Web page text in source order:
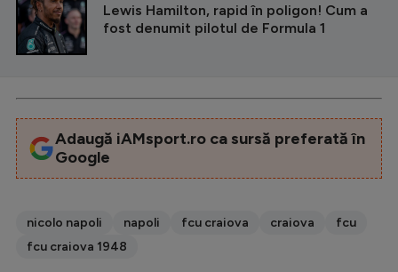
Lewis Hamilton, rapid în poligon! Cum a
fost denumit pilotul de Formula 1
Adaugă iAMsport.ro ca sursă preferată în
Google
nicolo napoli napoli fcu craiova craiova
fcu
fcu craiova 1948